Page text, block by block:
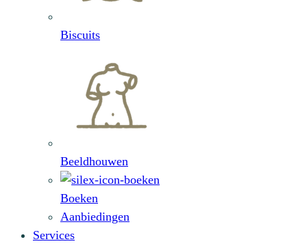
Biscuits
Beeldhouwen
Boeken
Aanbiedingen
Services